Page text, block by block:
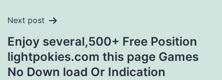
Next post
Enjoy several,500+ Free Position
lightpokies.com this page Games
No Down load Or Indication